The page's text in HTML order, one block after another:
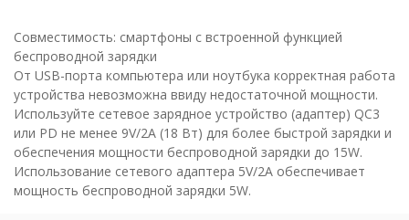
Совместимость: смартфоны с встроенной функцией
беспроводной зарядки
От USB-порта компьютера или ноутбука корректная работа
устройства невозможна ввиду недостаточной мощности.
Используйте сетевое зарядное устройство (адаптер) QC3
или PD не менее 9V/2A (18 Вт) для более быстрой зарядки и
обеспечения мощности беспроводной зарядки до 15W.
Использование сетевого адаптера 5V/2A обеспечивает
мощность беспроводной зарядки 5W.